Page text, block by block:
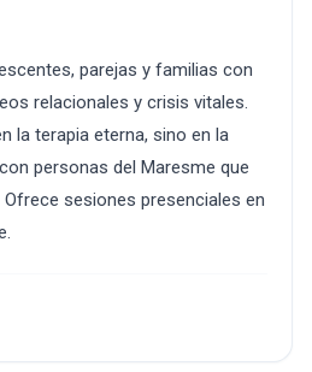
parejas y familias con
relacionales y crisis vitales.
la terapia eterna, sino en la
personas del Maresme que
sesiones presenciales en